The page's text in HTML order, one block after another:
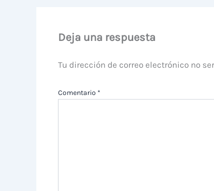
Deja una respuesta
Tu dirección de correo electrónico no
Comentario *